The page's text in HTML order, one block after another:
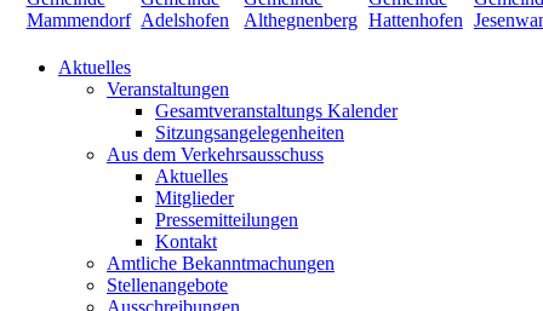
Aktuelles
Veranstaltungen
Gesamtveranstaltungs Kalender
Sitzungsangelegenheiten
Aus dem Verkehrsausschuss
Aktuelles
Mitglieder
Pressemitteilungen
Kontakt
Amtliche Bekanntmachungen
Stellenangebote
Ausschreibungen